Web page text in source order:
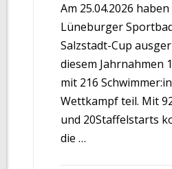
Am 25.04.2026
Lüneburger
Salzstadt-Cup
diesem Jahrnahmen
mit 216
Wettkampf teil. Mit
und 20Staffelstarts
die …